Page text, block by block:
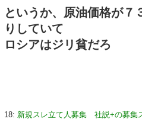
というか、原油価格が７
りしていて
ロシアはジリ貧だろ
18: 新規スレ立て人募集 社説+の募集